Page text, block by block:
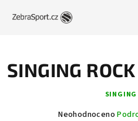
SINGING
SINGING
Průměrné
Neohodnoceno